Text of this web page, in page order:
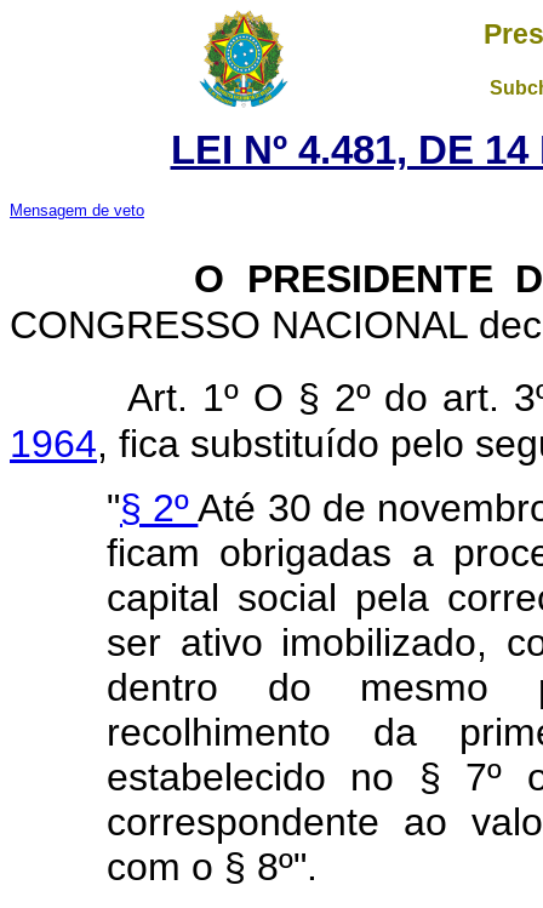
LEI Nº 4.481, DE
Mensagem de veto
O PRESIDENTE
CONGRESSO NACIONAL
Art. 1º O § 2º do art.
1964, fica substituído pelo
"§ 2ºAté 30 de
ficam obrigadas a
capital social pela
ser ativo imobilizado,
dentro do mesmo
recolhimento da
estabelecido no § 7º
correspondente ao
com o § 8º".